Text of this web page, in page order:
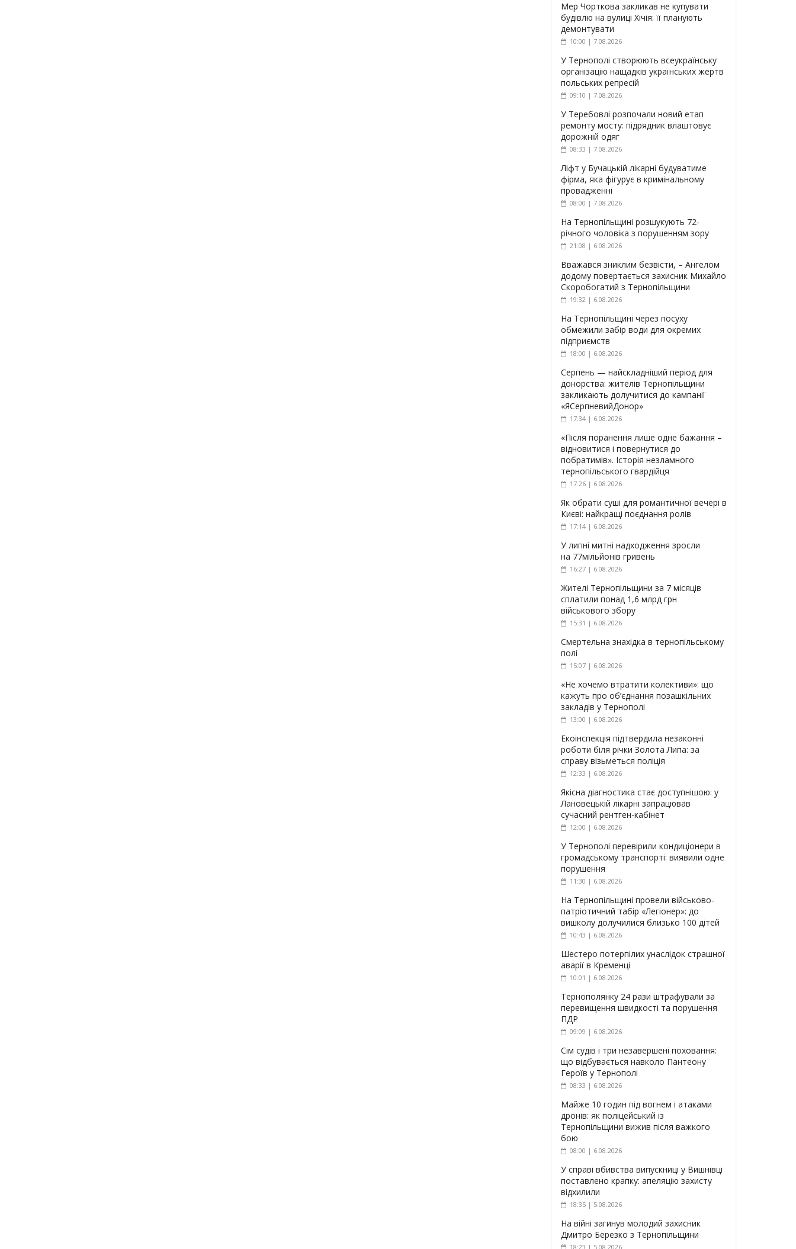
Мер Чорткова закликав не купувати
будівлю на вулиці Хічія: її планують
демонтувати
10:00 | 7.08.2026
У Тернополі створюють всеукраїнську
організацію нащадків українських жертв
польських репресій
09:10 | 7.08.2026
У Теребовлі розпочали новий етап
ремонту мосту: підрядник влаштовує
дорожній одяг
08:33 | 7.08.2026
Ліфт у Бучацькій лікарні будуватиме
фірма, яка фігурує в кримінальному
провадженні
08:00 | 7.08.2026
На Тернопільщині розшукують 72-
річного чоловіка з порушенням зору
21:08 | 6.08.2026
Вважався зниклим безвісти, – Ангелом
додому повертається захисник Михайло
Скоробогатий з Тернопільщини
19:32 | 6.08.2026
На Тернопільщині через посуху
обмежили забір води для окремих
підприємств
18:00 | 6.08.2026
Серпень — найскладніший період для
донорства: жителів Тернопільщини
закликають долучитися до кампанії
«ЯСерпневийДонор»
17:34 | 6.08.2026
«Після поранення лише одне бажання –
відновитися і повернутися до
побратимів». Історія незламного
тернопільського гвардійця
17:26 | 6.08.2026
Як обрати суші для романтичної вечері в
Києві: найкращі поєднання ролів
17:14 | 6.08.2026
У липні митні надходження зросли
на 77мільйонів гривень
16:27 | 6.08.2026
Жителі Тернопільщини за 7 місяців
сплатили понад 1,6 млрд грн
військового збору
15:31 | 6.08.2026
Смертельна знахідка в тернопільському
полі
15:07 | 6.08.2026
«Не хочемо втратити колективи»: що
кажуть про об’єднання позашкільних
закладів у Тернополі
13:00 | 6.08.2026
Екоінспекція підтвердила незаконні
роботи біля річки Золота Липа: за
справу візьметься поліція
12:33 | 6.08.2026
Якісна діагностика стає доступнішою: у
Лановецькій лікарні запрацював
сучасний рентген-кабінет
12:00 | 6.08.2026
У Тернополі перевірили кондиціонери в
громадському транспорті: виявили одне
порушення
11:30 | 6.08.2026
На Тернопільщині провели військово-
патріотичний табір «Легіонер»: до
вишколу долучилися близько 100 дітей
10:43 | 6.08.2026
Шестеро потерпілих унаслідок страшної
аварії в Кременці
10:01 | 6.08.2026
Тернополянку 24 рази штрафували за
перевищення швидкості та порушення
ПДР
09:09 | 6.08.2026
Сім судів і три незавершені поховання:
що відбувається навколо Пантеону
Героїв у Тернополі
08:33 | 6.08.2026
Майже 10 годин під вогнем і атаками
дронів: як поліцейський із
Тернопільщини вижив після важкого
бою
08:00 | 6.08.2026
У справі вбивства випускниці у Вишнівці
поставлено крапку: апеляцію захисту
відхилили
18:35 | 5.08.2026
На війні загинув молодий захисник
Дмитро Березко з Тернопільщини
18:23 | 5.08.2026